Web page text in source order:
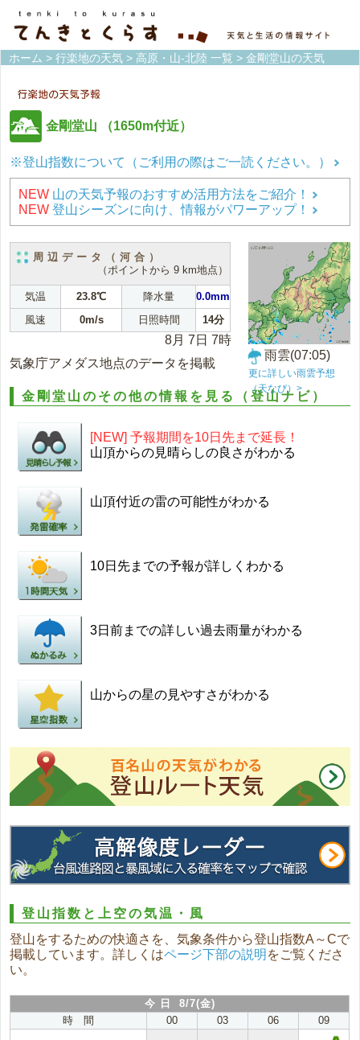
ホーム > 行楽地の天気 > 高原・山-北陸 一覧 > 金剛堂山の天気
金剛堂山 （1650m付近）
※登山指数について（ご利用の際はご一読ください。）
NEW 山の天気予報のおすすめ活用方法をご紹介！
NEW 登山シーズンに向け、情報がパワーアップ！
周辺データ（河合）
（ポイントから 9 km地点）
気温 23.8℃ 降水量
0.0mm
風速
0m/s 日照時間 14分
8月 7日 7時
気象庁アメダス地点のデータを掲載
雨雲(07:05)
更に詳しい雨雲予想
（天なび）>
金剛堂山のその他の情報を見る（登山ナビ）
[NEW] 予報期間を10日先まで延長！
山頂からの見晴らしの良さがわかる
山頂付近の雷の可能性がわかる
10日先までの予報が詳しくわかる
3日前までの詳しい過去雨量がわかる
山からの星の見やすさがわかる
登山指数と上空の気温・風
登山をするための快適さを、気象条件から登山指数A～Cで
掲載しています。詳しくはページ下部の説明 をご覧くださ
い。
今 日 8/7(金)
時 間
00 03 06 09